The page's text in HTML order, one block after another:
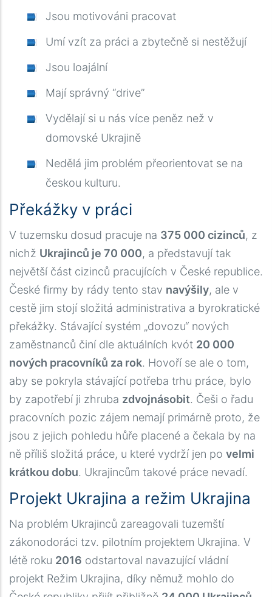
Jsou motivováni pracovat
Umí vzít za práci a zbytečně si nestěžují
Jsou loajální
Mají správný “drive”
Vydělají si u nás více peněz než v
domovské Ukrajině
Nedělá jim problém přeorientovat se na
českou kulturu.
Překážky v práci
V tuzemsku dosud pracuje na 375 000 cizinců, z
nichž Ukrajinců je 70 000, a představují tak
největší část cizinců pracujících v České republice.
České firmy by rády tento stav navýšily, ale v
cestě jim stojí složitá administrativa a byrokratické
překážky. Stávající systém „dovozu“ nových
zaměstnanců činí dle aktuálních kvót 20 000
nových pracovníků za rok. Hovoří se ale o tom,
aby se pokryla stávající potřeba trhu práce, bylo
by zapotřebí ji zhruba zdvojnásobit. Češi o řadu
pracovních pozic zájem nemají primárně proto, že
jsou z jejich pohledu hůře placené a čekala by na
ně příliš složitá práce, u které vydrží jen po velmi
krátkou dobu. Ukrajincům takové práce nevadí.
Projekt Ukrajina a režim Ukrajina
Na problém Ukrajinců zareagovali tuzemští
zákonodoráci tzv. pilotním projektem Ukrajina. V
létě roku 2016 odstartoval navazující vládní
projekt Režim Ukrajina, díky němuž mohlo do